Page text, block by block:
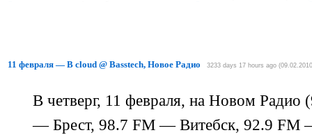
11 февраля — B cloud @ Basstech, Новое Радио 3233 days 17 hours ago
В четверг, 11 февраля, на Новом
— Брест, 98.7 FM — Витебск, 92.9